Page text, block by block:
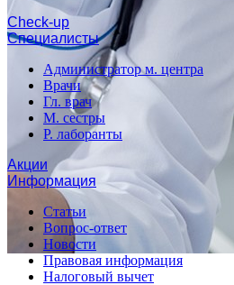
Cheсk-up
Специалисты
Администратор м. центра
Врачи
Гл. врач
М. сестры
Р. лаборанты
Акции
Информация
Статьи
Вопрос-ответ
Новости
Правовая информация
Налоговый вычет